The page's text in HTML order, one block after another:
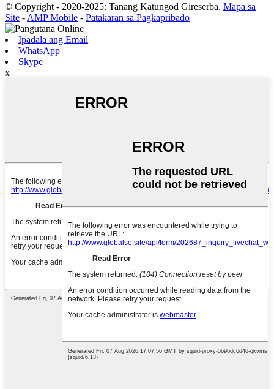
© Copyright - 2020-2025: Tanang Katungod Gireserba. Mapa sa
Site - AMP Mobile - Patakaran sa Pagkapribado
Ipadala ang Email
WhatsApp
Skype
x